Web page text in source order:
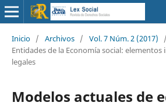
Inicio / Archivos / Vol. 7 Núm. 2 (2017)
/
Entidades de la Economía social:
legales
Modelos actuales de